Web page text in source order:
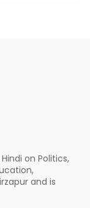
on Politics,
and is